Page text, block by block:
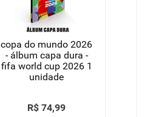
copa do mundo 2026
- álbum capa dura -
fifa world cup 2026 1
unidade
R$ 74,99